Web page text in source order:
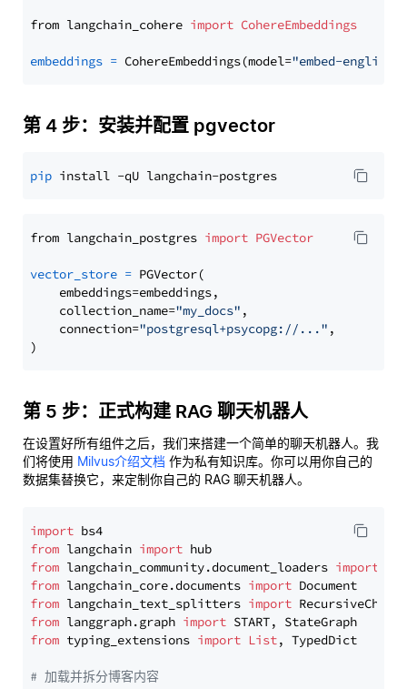
from langchain_cohere import CohereEmbeddings
embeddings = CohereEmbeddings(model="embed-english-
第 4 步：安装并配置 pgvector
pip
from langchain_postgres import PGVector
vector_store = PGVector(
    embeddings=embeddings,
    collection_name=
"my_docs" ,
    connection=
"postgresql+psycopg://..." ,
第 5 步：正式构建 RAG 聊天机器人
在设置好所有组件之后，我们来搭建一个简单的聊天机器人。我
们将使用 Milvus介绍文档 作为私有知识库。你可以用你自己的
数据集替换它，来定制你自己的 RAG 聊天机器人。
import
from langchain import
from langchain_community.document_loaders import
from langchain_core.documents import
from langchain_text_splitters import
from langgraph.graph import
from typing_extensions import List, TypedDict
# 加载并拆分博客内容